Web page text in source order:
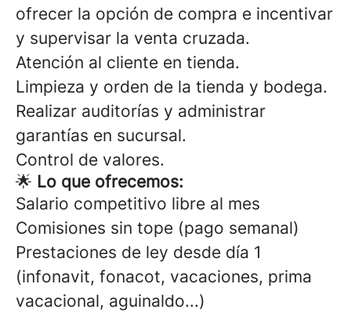
ofrecer la opción de compra e incentivar
y supervisar la venta cruzada.
Atención al cliente en tienda.
Limpieza y orden de la tienda y bodega.
Realizar auditorías y administrar
garantías en sucursal.
Control de valores.
🌟 Lo que ofrecemos:
Salario competitivo libre al mes
Comisiones sin tope (pago semanal)
Prestaciones de ley desde día 1
(infonavit, fonacot, vacaciones, prima
vacacional, aguinaldo...)